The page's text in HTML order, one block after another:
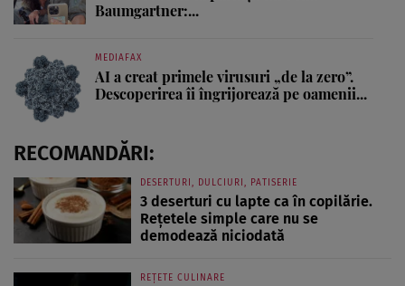
Baumgartner:...
MEDIAFAX
AI a creat primele virusuri „de la zero”.
Descoperirea îi îngrijorează pe oamenii...
RECOMANDĂRI:
DESERTURI, DULCIURI, PATISERIE
3 deserturi cu lapte ca în copilărie.
Rețetele simple care nu se
demodează niciodată
REȚETE CULINARE